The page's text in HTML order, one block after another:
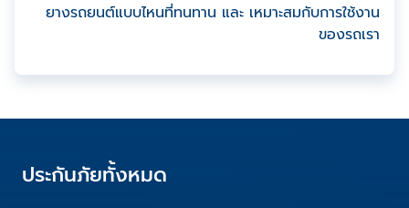
ยางรถยนต์แบบไหนที่ทนทาน และ เหมาะสมกับการใช้งาน
ของรถเรา
ประกันภัยทั้งหมด